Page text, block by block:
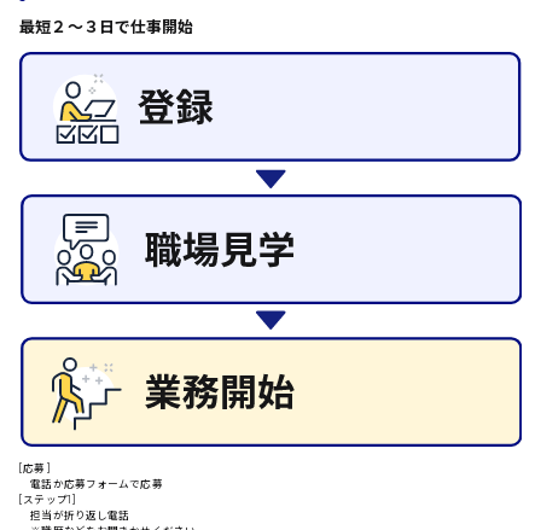
経営企画
ホール
接客
調理
洗い場
ルート営業
その他の専門職
施工管理
自動車整備士
配送・ドライバー
廿日市市
呉市
東広島市
山県郡
日給8000円～
日給9000円～
最短２〜３日で仕事開始
[応募]
電話か応募フォームで応募
[ステップ1]
担当が折り返し電話